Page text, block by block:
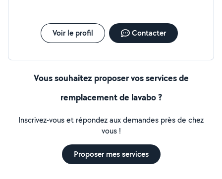
Voir le profil Contacter
Vous souhaitez proposer vos services de
remplacement de lavabo ?
Inscrivez-vous et répondez aux demandes près de chez
vous !
Proposer mes services